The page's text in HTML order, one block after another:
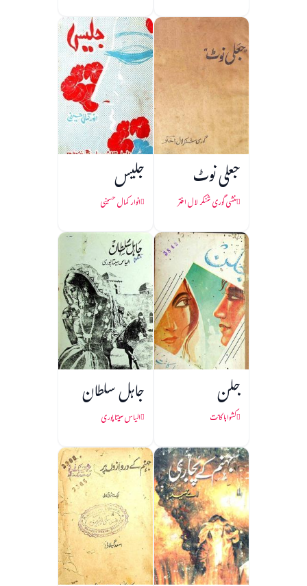
جعلی نوٹ
منشی گوری شنکر لال اختر
جلیس
انوار کمال حسینی
جلن
کشواہا کانت
جاہل سلطان
الیاس سیتا پوری